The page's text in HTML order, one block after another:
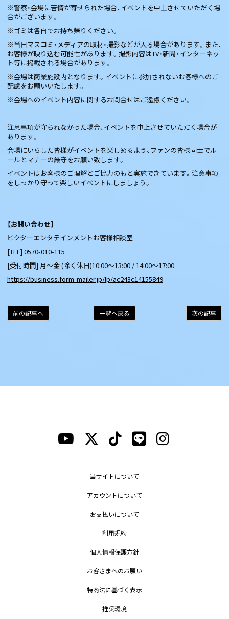
※警察・会場に苦情が寄せられた場合、イベントを中止させていただく場
合がございます。
※ゴミは各自でお持ち帰りください。
※当日マスコミ・メディアの取材・撮影などが入る場合があります。また、
お客様が映り込む可能性があります。撮影内容はTV・新聞・インターネッ
ト等に掲載される場合があります。
※会場は商業施設内となります。イベントに参加されないお客様へのご
配慮をお願いいたします。
※会場へのイベント内容に関するお問合せはご遠慮ください。
注意事項が守られなかった場合、イベントを中止させていただく場合が
あります。
会場にいらした皆様がイベントを楽しめるよう、ファンの皆様同士でル
ールとマナーの厳守をお願い致します。
イベントはお客様のご理解とご協力のもと実施できています。注意事項
をしっかり守って楽しいイベントにしましょう。
【お問い合わせ】
ビクターエンタテインメントお客様相談室
[TEL] 0570-010-115
[受付時間] 月～金 (除く休日)10:00～13:00 / 14:00～17:00
https://business.form-mailer.jp/lp/ac243c14155849
次の記事
一覧へ戻る
前の記事へ
当サイトについて
アカウントについて
お支払いについて
利用規約
個人情報保護方針
お客さまへのお願い
特商法に基づく表示
推奨環境